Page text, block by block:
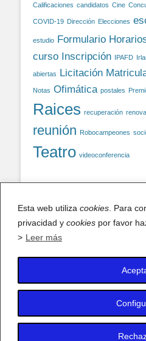
Esta web utiliza cookies . Para
privacidad y cookies por favor
> Leer más
Calificaciones candidatos Cine
COVID-19 Dirección Elecciones
estudio Formulario
curso Inscripción IPAFD
abiertas Licitación
Notas Ofimática postales
Raices recuperación
reunión Robocampeones
Teatro videoconferencia
Facebook
X (antiguo Twitter)
AFA IES